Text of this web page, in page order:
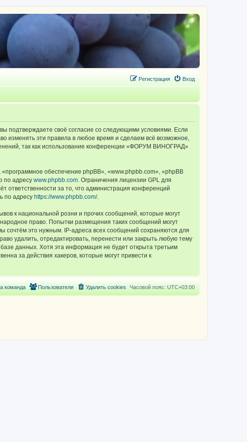
Вход
Регистрация
своё согласие со следующими условиями. Если
эти правила в любое время и сделаем всё возможное,
так как использование конференции «ФОРУМ ВИНОГРАД»
обеспечение phpBB», «www.phpbb.com», «phpBB
по адресу www.phpbb.com. Ограничения лицензии GPL для
ответственности за то, что администрация конференций
по адресу https://www.phpbb.com/.
к национальной розни и прочих сообщений, которые могут
право. Попытки размещения таких сообщений могут
сочтём это нужным. IP-адреса всех сообщений сохраняются для
удалить, отредактировать, перенести или закрыть любую тему
данных. Хотя эта информация не будет открыта третьим
за действия хакеров, которые могут привести к
Часовой пояс: UTC+03:00
Удалить cookies
Пользователи
команда